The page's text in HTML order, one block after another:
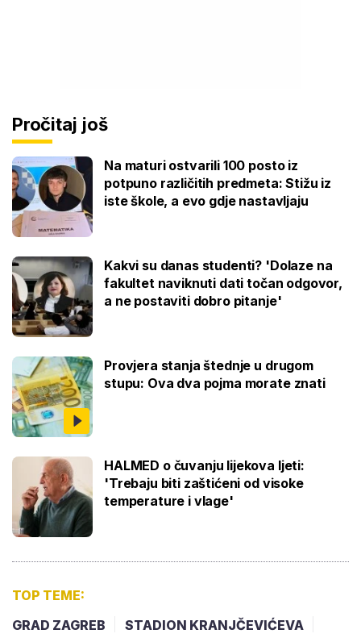
Pročitaj još
Na maturi ostvarili 100 posto iz
potpuno različitih predmeta: Stižu iz
iste škole, a evo gdje nastavljaju
Kakvi su danas studenti? 'Dolaze na
fakultet naviknuti dati točan odgovor,
a ne postaviti dobro pitanje'
Provjera stanja štednje u drugom
stupu: Ova dva pojma morate znati
HALMED o čuvanju lijekova ljeti:
'Trebaju biti zaštićeni od visoke
temperature i vlage'
TOP TEME:
GRAD ZAGREB
STADION KRANJČEVIĆEVA